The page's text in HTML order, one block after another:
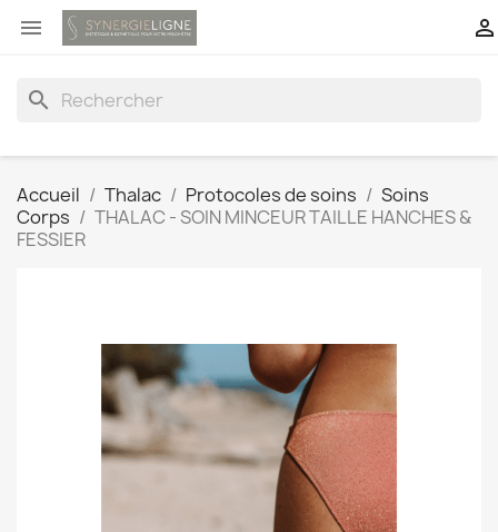
 
search
Accueil Thalac Protocoles de soins
Soins
Corps
THALAC - SOIN MINCEUR TAILLE HANCHES &
FESSIER